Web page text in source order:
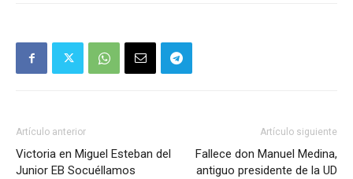
Artículo anterior
Victoria en Miguel Esteban del
Junior EB Socuéllamos
Artículo siguiente
Fallece don Manuel Medina,
antiguo presidente de la UD